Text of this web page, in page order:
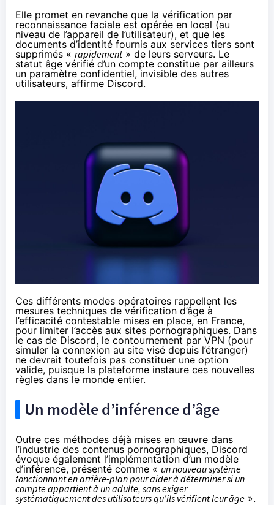
Elle promet en revanche que la vérification par
reconnaissance faciale est opérée en local (au
niveau de l’appareil de l’utilisateur), et que les
documents d’identité fournis aux services tiers sont
supprimés « rapidement» de leurs serveurs. Le
statut âge vérifié d’un compte constitue par ailleurs
un paramètre confidentiel, invisible des autres
utilisateurs, affirme Discord.
Ces différents modes opératoires rappellent les
mesures techniques de vérification d’âge à
l’efficacité contestable mises en place, en France,
pour limiter l’accès aux sites pornographiques. Dans
le cas de Discord, le contournement par VPN (pour
simuler la connexion au site visé depuis l’étranger)
ne devrait toutefois pas constituer une option
valide, puisque la plateforme instaure ces nouvelles
règles dans le monde entier.
Un modèle d’inférence d’âge
Outre ces méthodes déjà mises en œuvre dans
l’industrie des contenus pornographiques, Discord
évoque également l’implémentation d’un modèle
d’inférence, présenté comme « un nouveau système
fonctionnant en arrière-plan pour aider à déterminer si un
compte appartient à un adulte, sans exiger
systématiquement des utilisateurs qu’ils vérifient leur âge ».